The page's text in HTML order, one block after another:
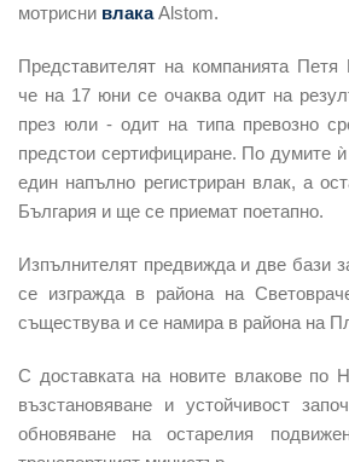
мотрисни влакаAlstom.
Представителят на компанията
че на 17 юни се очаква одит на
през юли - одит на типа превозно
предстои сертифициране. По думите
един напълно регистриран влак, а
България и ще се приемат поетапно.
Изпълнителят предвижда и две бази
се изгражда в района на
съществува и се намира в района на
С доставката на новите влакове по
възстановяване и устойчивост
обновяване на остарелия